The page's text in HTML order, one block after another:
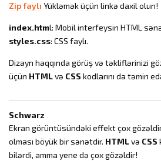
Zip faylı Yükləmək üçün linkə daxil olun!
index.html: Mobil interfeysin HTML
styles.css: CSS faylı.
Dizayn haqqında görüş və təkliflərinizi
üçün HTMLvə CSS kodlarını da təmin
Schwarz
Ekran görüntüsündəki effekt çox
olması böyük bir sənətdir. HTMLvə CSS
bilərdi, amma yene də çox gözəldir!